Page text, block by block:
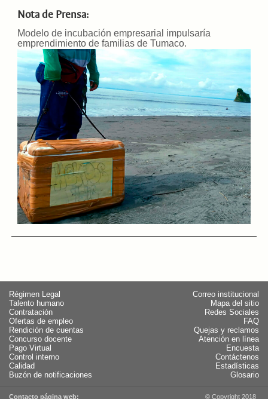
Nota de Prensa:
Modelo de incubación empresarial impulsaría
emprendimiento de familias de Tumaco.
Régimen Legal
Talento humano
Contratación
Ofertas de empleo
Rendición de cuentas
Concurso docente
Pago Virtual
Control interno
Calidad
Buzón de notificaciones
Correo institucional
Mapa del sitio
Redes Sociales
FAQ
Quejas y reclamos
Atención en línea
Encuesta
Contáctenos
Estadísticas
Glosario
Contacto página web: © Copyright 2018